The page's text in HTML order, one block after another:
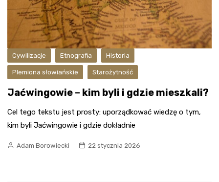
Cywilizacje Etnografia Historia
Plemiona słowiańskie Starożytność
Jaćwingowie – kim byli i gdzie mieszkali?
Cel tego tekstu jest prosty: uporządkować wiedzę o tym,
kim byli Jaćwingowie i gdzie dokładnie
Adam Borowiecki 22 stycznia 2026